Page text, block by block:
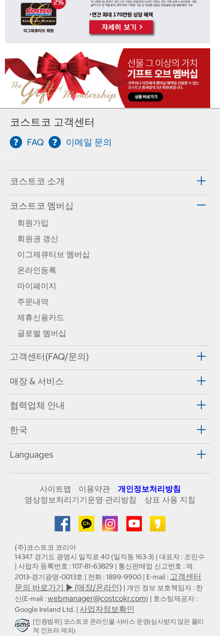
코스트코 고객센터
FAQ 이메일 문의
코스트코 소개
코스트코 멤버십
회원가입
회원권 갱신
이그제큐티브 멤버십
온라인등록
마이페이지
주문내역
제휴신용카드
글로벌 멤버십
고객센터(FAQ/문의)
매장 & 서비스
협력업체 안내
한국
Languages
사이트맵 이용약관
개인정보처리방침
영상정보처리기기운영·관리방침
상표 사용 지침
(주)코스트코 코리아
14347 경기도 광명시 일직로 40 (일직동 163-3) | 대표자 : 조민수
| 사업자 등록번호 : 107-81-63829 | 통신판매업 신고번호 : 제
2013-경기광명-0013호 | 전화 : 1899-9900 | E-mail : 고객센터
문의 바로가기 ▶ (매장/온라인) | 개인 정보 보호책임자 : 한
신(E-mail :webmanager@costcokr.com) | 호스팅제공자 :
Google Ireland Ltd. | 사업자정보확인
[인증범위] 코스트코 온라인몰 서비스 운영(심사받지 않은 물리
적 인프라 제외)